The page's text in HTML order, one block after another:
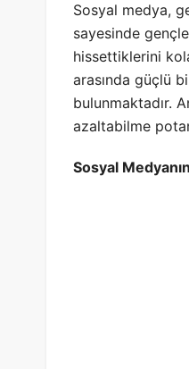
Sosyal medya,
sayesinde
hissettiklerini
arasında güçlü
bulunmaktadır.
azaltabilme
Sosyal